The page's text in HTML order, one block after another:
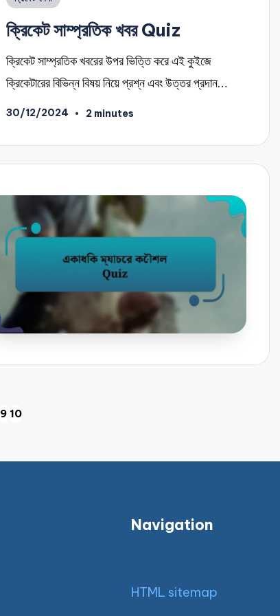
ক্রিকেট সাম্প্রতিক খবর Quiz
ক্রিকেট সাম্প্রতিক খবরের উপর ভিত্তি করে এই কুইজে
ক্রিকেটারের বিভিন্ন বিষয় নিয়ে প্রশ্ন এবং উত্তর প্রদান…
30/12/2024 2 minutes
9 10
Navigation
HTML sitemap